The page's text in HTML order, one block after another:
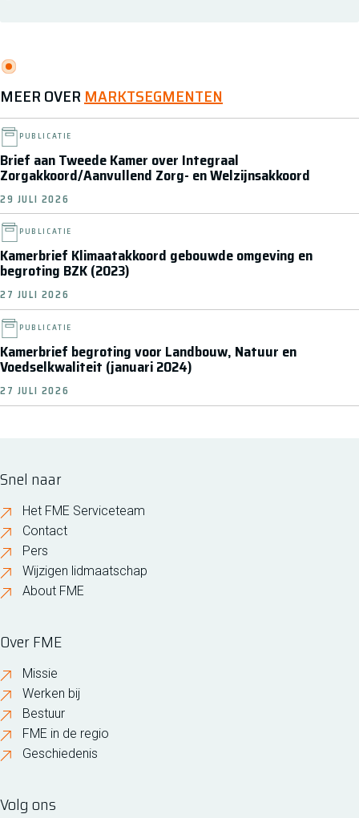
MEER OVERMARKTSEGMENTEN
PUBLICATIE
Brief aan Tweede Kamer over Integraal
Zorgakkoord/Aanvullend Zorg- en Welzijnsakkoord
29 JULI 2026
PUBLICATIE
Kamerbrief Klimaatakkoord gebouwde omgeving en
begroting BZK (2023)
27 JULI 2026
PUBLICATIE
Kamerbrief begroting voor Landbouw, Natuur en
Voedselkwaliteit (januari 2024)
27 JULI 2026
Snel naar
Het FME Serviceteam
Contact
Pers
Wijzigen lidmaatschap
About FME
Over FME
Missie
Werken bij
Bestuur
FME in de regio
Geschiedenis
Volg ons